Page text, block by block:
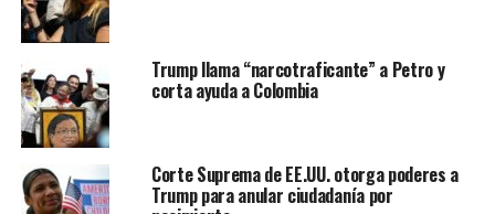
Tanto los enfrentamientos como la respuesta oficial
han sido catastróficas para las oportunidades de llegar a
Estados Unidos , manifesta la mayoría de migranres.
el exterior
de una
Trump llama “narcotraficante” a Petro y
corta ayuda a Colombia
Corte Suprema de EE.UU. otorga poderes a
Trump para anular ciudadanía por